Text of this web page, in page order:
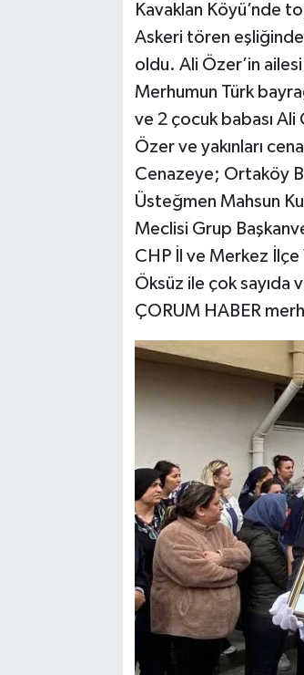
Kavaklan Köyü’nde
Askeri tören eşliğinde
oldu. Ali Özer’in ailesi
Merhumun Türk
ve 2 çocuk babası Ali
Özer ve yakınları
Cenazeye; Ortaköy
Üsteğmen Mahsun
Meclisi Grup
CHP İl ve Merkez
Öksüz ile çok sayıda
ÇORUM HABER